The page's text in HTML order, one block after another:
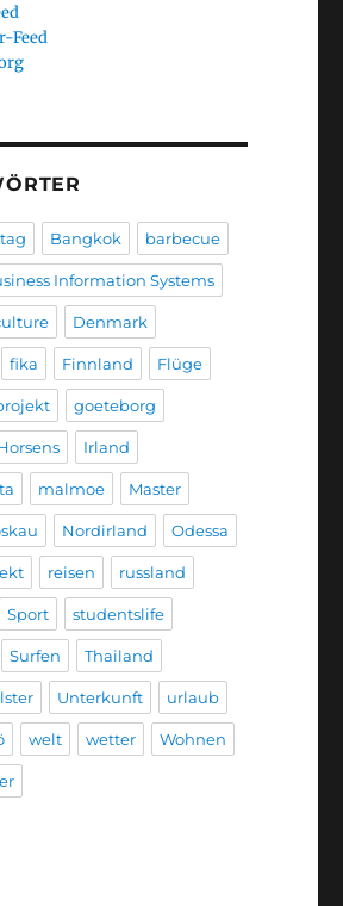
Feed
Bangkok barbecue
Information Systems
Denmark
fika Finnland Flüge
goeteborg
Irland
malmoe Master
Nordirland Odessa
reisen russland
Sport studentslife
Surfen Thailand
Unterkunft urlaub
welt wetter Wohnen